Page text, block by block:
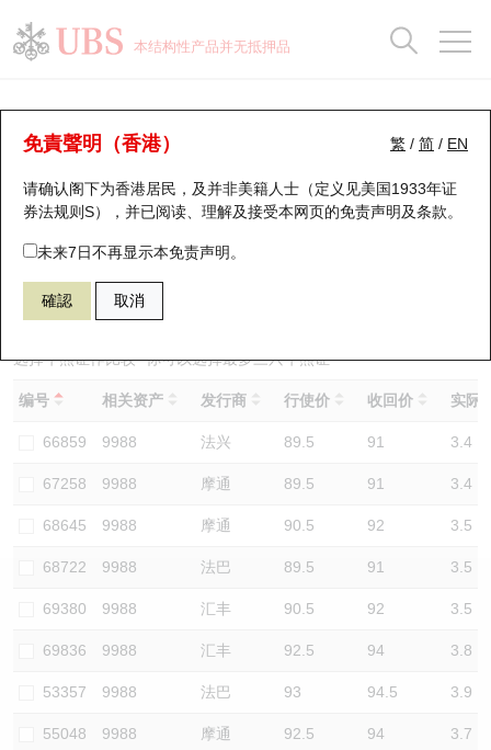
本结构性产品并无抵押品
繁 / 简 / EN
免責聲明（香港）
请确认阁下为香港居民，及并非美籍人士（定义见美国1933年证
券法规则S），并已阅读、理解及接受本网页的免责声明及条款。
未来7日不再显示本免责声明。
確認 取消
牛熊证分析仪
表现 街货统计 比较
69588 瑞银牛证 9988 阿里巴巴
选择牛熊证作比较 *你可以选择最多三只牛熊证
编号 相关资产 发行商 行使价 收回价 实际
66859 9988 法兴 89.5 91 3.4
67258 9988 摩通 89.5 91 3.4
68645 9988 摩通 90.5 92 3.5
68722 9988 法巴 89.5 91 3.5
69380 9988 汇丰 90.5 92 3.5
69836 9988 汇丰 92.5 94 3.8
53357 9988 法巴 93 94.5 3.9
55048 9988 摩通 92.5 94 3.7
瑞银认股证一览
新发行瑞银认股证
即将到期认股证
认股证到期结算价查找
认股证分析仪
认股证速算机
认股证/牛熊证日志
认股证文件及公告
街货统计
比较
牛熊全景快搜
牛熊证搜寻
牛熊证街货分布图
正股牛熊证列表
新发行瑞银牛熊证
已收回牛熊证剩余价值
牛熊证到期结算价查找
牛熊证分析仪
牛熊证文件及公告
牛熊证文件及公告 (瑞信)
街货统计
比较
十大升幅/跌幅
十大认股证成交分布
十天股证占大市成交
资金流
街货统计
三十大平均引伸波幅
正股分析仪
二十大活跃股份
恒指成份股
国指成份股
科指成份股
相关资产沽空
中资ETFs溢价比较
AH 股价对照
ADR
收市竞价变化
持股比重
显示所有持股比重
每月轮证大市专题
轮证专栏
讲座及教育短片
认股证投资者教育
牛熊证投资者教育
认股证牛熊证常问问题